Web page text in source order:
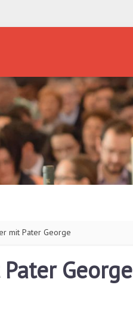
mit Pater George
George